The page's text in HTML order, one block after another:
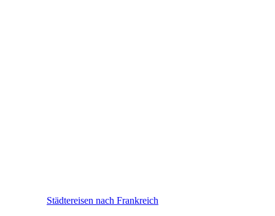
Städtereisen nach Frankreich